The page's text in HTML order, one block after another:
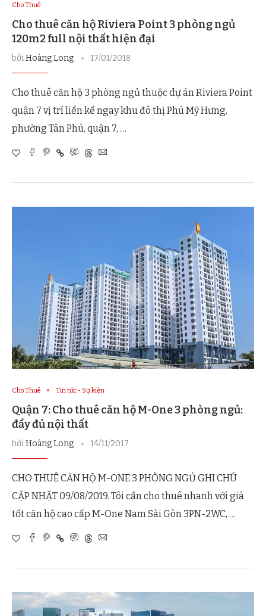
Cho Thuê
Cho thuê căn hộ Riviera Point 3 phòng ngủ
120m2 full nội thất hiện đại
bởiHoàng Long 17/01/2018
Cho thuê căn hộ 3 phòng ngủ thuộc dự án Riviera Point
quận 7 vị trí liền kề ngay khu đô thị Phú Mỹ Hưng,
phường Tân Phú, quận 7, …
Cho Thuê Tin tức - Sự kiện
Quận 7: Cho thuê căn hộ M-One 3 phòng ngủ:
đầy đủ nội thất
bởiHoàng Long 14/11/2017
CHO THUÊ CĂN HỘ M-ONE 3 PHÒNG NGỦ GHI CHÚ
CẬP NHẬT 09/08/2019. Tôi cần cho thuê nhanh với giá
tốt căn hộ cao cấp M-One Nam Sài Gòn 3PN-2WC, …